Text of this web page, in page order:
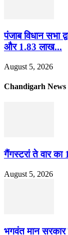
पंजाब विधान सभा
और 1.83 लाख...
August 5, 2026
Chandigarh News
गैंगस्टरां ते वार का
August 5, 2026
भगवंत मान सरकार